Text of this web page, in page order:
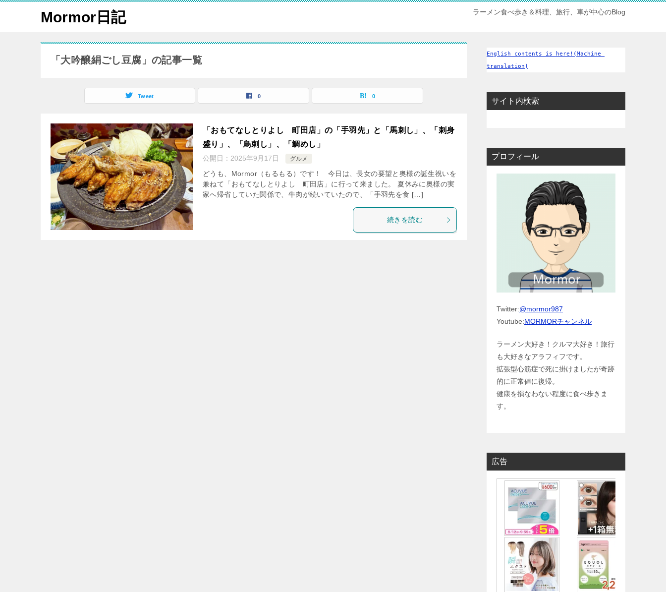
Mormor日記 ラーメン食べ歩き＆料理、旅行、車が中心のBlog
「大吟醸絹ごし豆腐」の記事一覧
Tweet 0 0
「おもてなしとりよし 町田店」の「手羽先」と「馬刺し」、「刺身
盛り」、「鳥刺し」、「鯛めし」
公開日： 2025年9月17日 グルメ
どうも、Mormor（もるもる）です！ 今日は、長女の要望と奥様の誕生祝いを
兼ねて「おもてなしとりよし 町田店」に行って来ました。 夏休みに奥様の実
家へ帰省していた関係で、牛肉が続いていたので、「手羽先を食 […]
続きを読む
English contents is here!(Machine
translation)
サイト内検索
プロフィール
Twitter:@mormor987
Youtube:MORMORチャンネル
ラーメン大好き！クルマ大好き！旅行
も大好きなアラフィフです。
拡張型心筋症で死に掛けましたが奇跡
的に正常値に復帰。
健康を損なわない程度に食べ歩きま
す。
広告